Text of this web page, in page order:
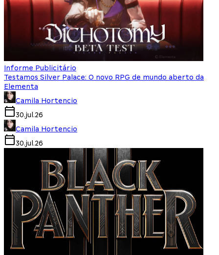
Informe Publicitário
Testamos Silver Palace: O novo RPG de mundo aberto da
Elementa
Camila Hortencio
30.jul.26
Camila Hortencio
30.jul.26